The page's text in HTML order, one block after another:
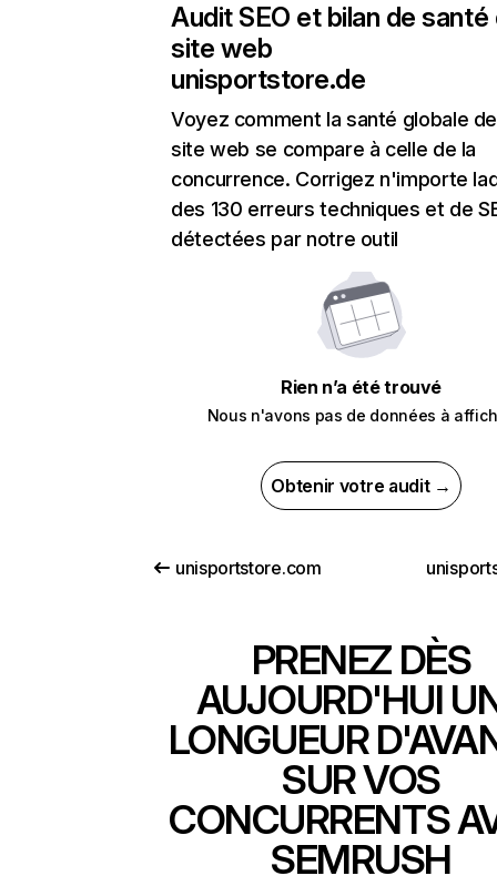
Audit SEO et bilan de santé
site web
unisportstore.de
Voyez comment la santé globale
site web se compare à celle de la
concurrence. Corrigez n'importe
des 130 erreurs techniques et de
détectées par notre outil
Rien n’a été trouvé
Nous n'avons pas de données à
Obtenir votre audit →
unisportstore.com
PRENEZ DÈS
AUJOURD'HUI
LONGUEUR
SUR VOS
CONCURRENTS
SEMRUSH